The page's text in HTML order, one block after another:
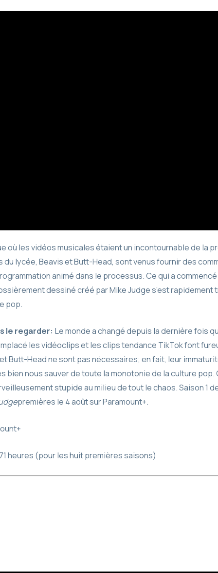
où les vidéos musicales étaient un incontournable de la
lycée, Beavis et Butt-Head, sont venus fournir des
animé dans le processus. Ce qui a
dessiné créé par Mike Judge s’est rapidement
pop.
le regarder: Le monde a changé depuis la dernière fois
les vidéoclips et les clips tendance TikTok font
Butt-Head ne sont pas nécessaires; en fait, leur
bien nous sauver de toute la monotonie de la culture pop.
stupide au milieu de tout le chaos. Saison 1
premières le 4 août sur Paramount+.
heures (pour les huit premières saisons)